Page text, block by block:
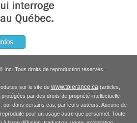
Inc. Tous droits de reproduction réservés.
sur le site de www.tolerance.ca(articles,
par des droits de propriété intellectuelle
ou, dans certains cas, par leurs auteurs. Aucune de
pour un usage autre que personnel. Toute